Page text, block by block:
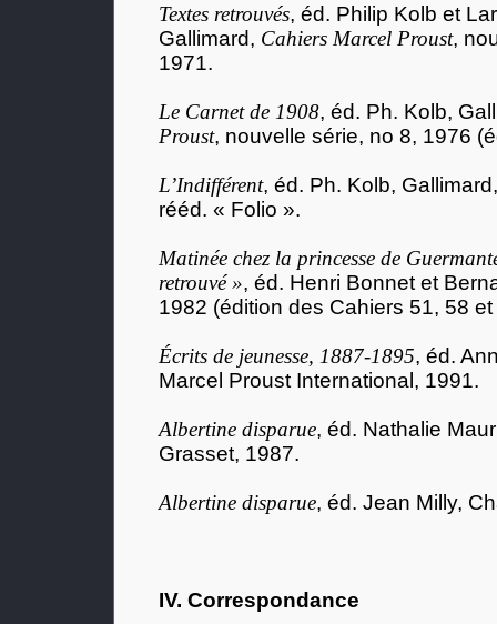
Textes retrouvés, éd. Philip Kolb et
Gallimard, Cahiers Marcel Proust,
1971.
Le Carnet de 1908, éd. Ph. Kolb,
Proust, nouvelle série, no 8, 1976
L’Indifférent, éd. Ph. Kolb,
rééd. « Folio ».
Matinée chez la princesse de
retrouvé », éd. Henri Bonnet et
1982 (édition des Cahiers 51, 58 et
Écrits de jeunesse, 1887-1895, éd.
Marcel Proust International, 1991.
Albertine disparue, éd. Nathalie
Grasset, 1987.
Albertine disparue, éd. Jean Milly,
IV. Correspondance